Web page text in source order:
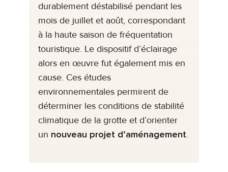
durablement déstabilisé pendant les
mois de juillet et août, correspondant
à la haute saison de fréquentation
touristique. Le dispositif d’éclairage
alors en œuvre fut également mis en
cause. Ces études
environnementales permirent de
déterminer les conditions de stabilité
climatique de la grotte et d’orienter
un nouveau projet d’aménagement.